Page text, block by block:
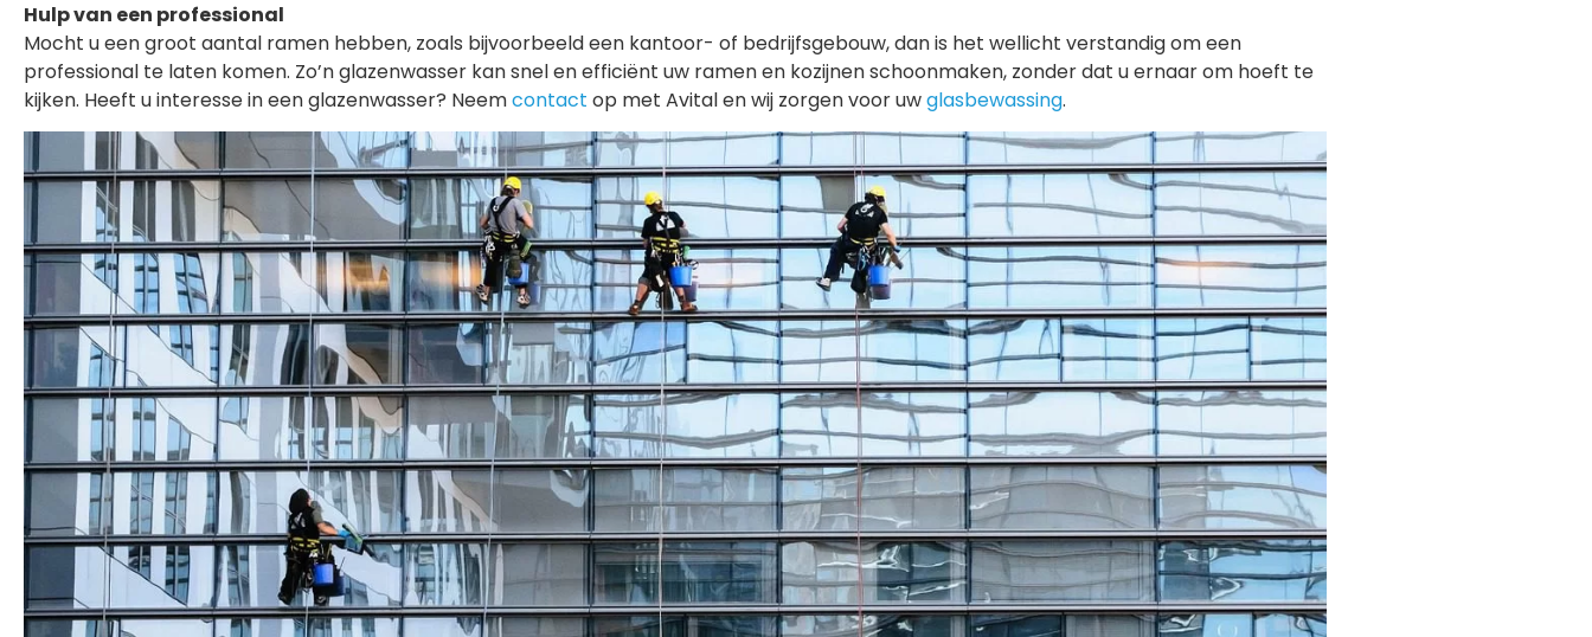
Hulp van een professional
Mocht u een groot aantal ramen hebben, zoals bijvoorbeeld een kantoor- of bedrijfsgebouw, dan is het wellicht verstandig om een
professional te laten komen. Zo’n glazenwasser kan snel en efficiënt uw ramen en kozijnen schoonmaken, zonder dat u ernaar om hoeft te
kijken. Heeft u interesse in een glazenwasser? Neemcontact op met Avital en wij zorgen voor uwglasbewassing.